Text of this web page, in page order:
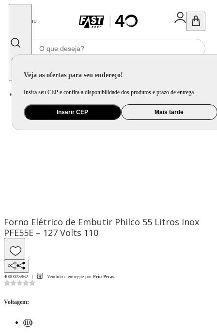
Menu
Veja as ofertas para seu endereço!
Insira seu CEP e confira a disponibilidade dos produtos e prazo de entrega.
Inserir CEP Mais tarde
Home Eletrodomésticos / Forno de Embutir / Forno Elétrico de Embutir Philco 55 Litros Inox PFE55E – 127 Volts
Forno Elétrico de Embutir Philco 55 Litros Inox
PFE55E – 127 Volts 110
4000025962 Vendido e entregue por Frio Pecas
Voltagem:
110